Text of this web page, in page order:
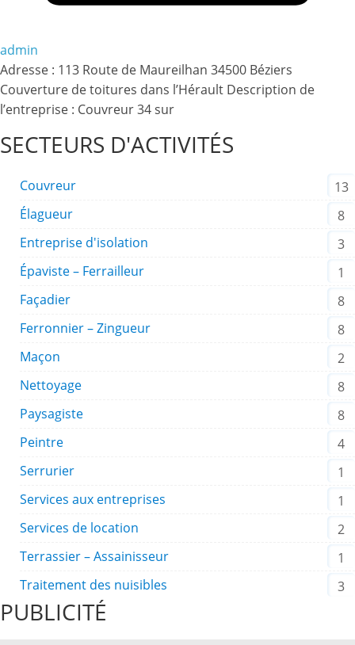
admin
Adresse : 113 Route de Maureilhan 34500 Béziers
Couverture de toitures dans l’Hérault Description de
l’entreprise : Couvreur 34 sur
SECTEURS D'ACTIVITÉS
Couvreur
13
Élagueur
8
Entreprise d'isolation
3
Épaviste – Ferrailleur
1
Façadier
8
Ferronnier – Zingueur
8
Maçon
2
Nettoyage
8
Paysagiste
8
Peintre
4
Serrurier
1
Services aux entreprises
1
Services de location
2
Terrassier – Assainisseur
1
Traitement des nuisibles
3
PUBLICITÉ